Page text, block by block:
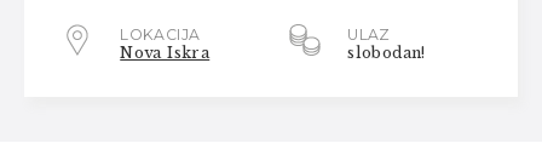
LOKACIJA
Nova Iskra
ULAZ
slobodan!